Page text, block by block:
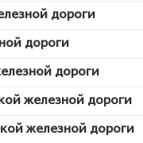
дороги
дороги
дороги
железной дороги
железной дороги